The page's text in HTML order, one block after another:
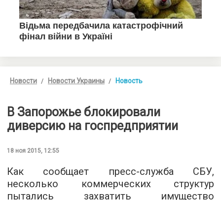
Новости Новости Украины Новость
В Запорожье блокировали
диверсию на госпредприятии
18 ноя 2015, 12:55
Как сообщает пресс-служба СБУ,
несколько коммерческих структур
пытались захватить имущество